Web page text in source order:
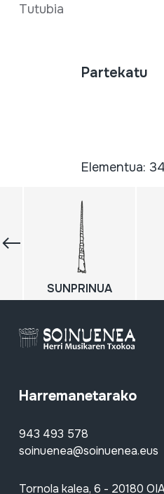
Tutubia
Partekatu
Elementua:
SUNPRINUA
Harremanetarako
943 493 578
soinuenea@soinuenea.eus
Tornola kalea, 6 - 20180